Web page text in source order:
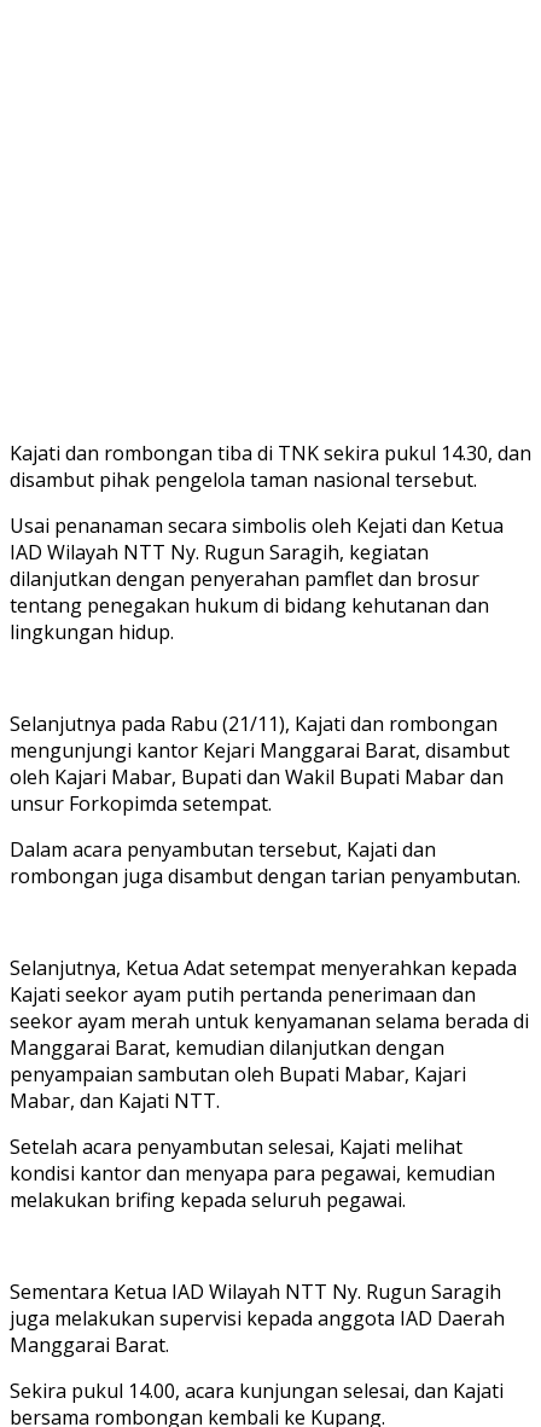
Kajati dan rombongan tiba di TNK sekira pukul 14.30, dan
disambut pihak pengelola taman nasional tersebut.
Usai penanaman secara simbolis oleh Kejati dan Ketua
IAD Wilayah NTT Ny. Rugun Saragih, kegiatan
dilanjutkan dengan penyerahan pamflet dan brosur
tentang penegakan hukum di bidang kehutanan dan
lingkungan hidup.
Selanjutnya pada Rabu (21/11), Kajati dan rombongan
mengunjungi kantor Kejari Manggarai Barat, disambut
oleh Kajari Mabar, Bupati dan Wakil Bupati Mabar dan
unsur Forkopimda setempat.
Dalam acara penyambutan tersebut, Kajati dan
rombongan juga disambut dengan tarian penyambutan.
Selanjutnya, Ketua Adat setempat menyerahkan kepada
Kajati seekor ayam putih pertanda penerimaan dan
seekor ayam merah untuk kenyamanan selama berada di
Manggarai Barat, kemudian dilanjutkan dengan
penyampaian sambutan oleh Bupati Mabar, Kajari
Mabar, dan Kajati NTT.
Setelah acara penyambutan selesai, Kajati melihat
kondisi kantor dan menyapa para pegawai, kemudian
melakukan brifing kepada seluruh pegawai.
Sementara Ketua IAD Wilayah NTT Ny. Rugun Saragih
juga melakukan supervisi kepada anggota IAD Daerah
Manggarai Barat.
Sekira pukul 14.00, acara kunjungan selesai, dan Kajati
bersama rombongan kembali ke Kupang.